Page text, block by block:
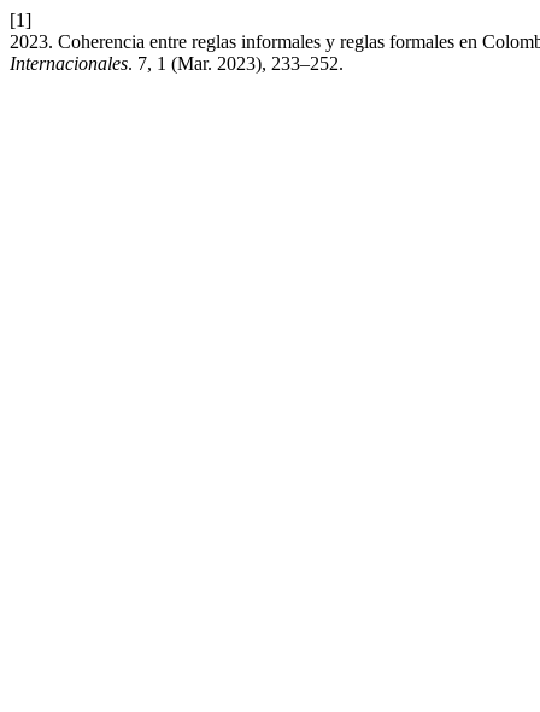
[1]
2023. Coherencia entre reglas informales y reglas formales en
Internacionales. 7, 1 (Mar. 2023), 233–252.